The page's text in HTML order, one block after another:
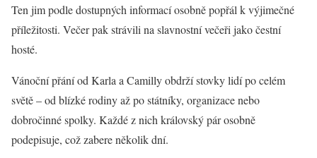
Ten jim podle dostupných informací osobně popřál k výjimečné
příležitosti. Večer pak strávili na slavnostní večeři jako čestní
hosté.
Vánoční přání od Karla a Camilly obdrží stovky lidí po celém
světě – od blízké rodiny až po státníky, organizace nebo
dobročinné spolky. Každé z nich královský pár osobně
podepisuje, což zabere několik dní.